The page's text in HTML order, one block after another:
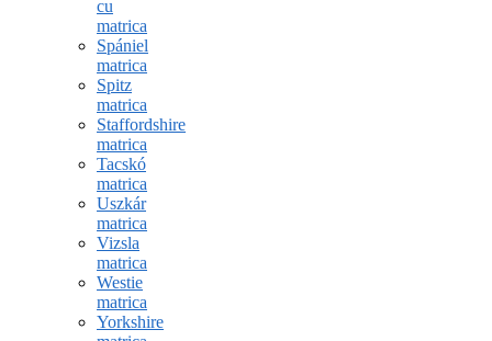
cu
matrica
Spániel
matrica
Spitz
matrica
Staffordshire
matrica
Tacskó
matrica
Uszkár
matrica
Vizsla
matrica
Westie
matrica
Yorkshire